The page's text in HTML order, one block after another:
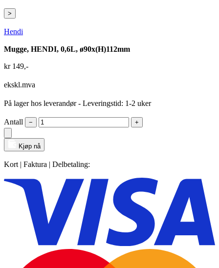
>
Hendi
Mugge, HENDI, 0,6L, ø90x(H)112mm
kr149,-
ekskl.mva
På lager hos leverandør- Leveringstid: 1-2 uker
Antall − +
Kjøp nå
Kort | Faktura | Delbetaling: